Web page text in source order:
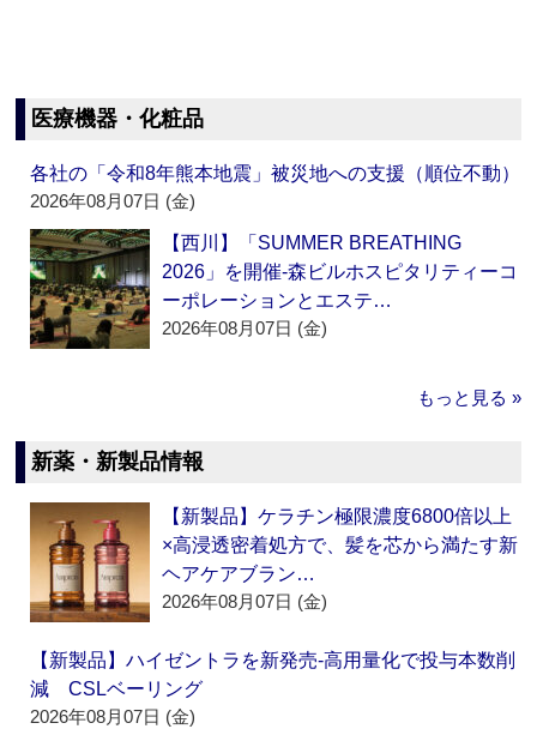
医療機器・化粧品
各社の「令和8年熊本地震」被災地への支援（順位不動）
2026年08月07日 (金)
【西川】「SUMMER BREATHING
2026」を開催‐森ビルホスピタリティーコ
ーポレーションとエステ…
2026年08月07日 (金)
もっと見る »
新薬・新製品情報
【新製品】ケラチン極限濃度6800倍以上
×高浸透密着処方で、髪を芯から満たす新
ヘアケアブラン…
2026年08月07日 (金)
【新製品】ハイゼントラを新発売‐高用量化で投与本数削
減 CSLベーリング
2026年08月07日 (金)